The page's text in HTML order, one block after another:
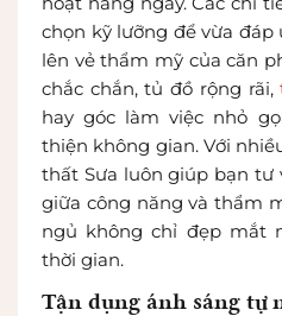
chọn kỹ lưỡng để vừa đáp
lên vẻ thẩm mỹ của căn
chắc chắn, tủ đồ rộng rãi,
hay góc làm việc nhỏ
thiện không gian. Với
thất Sưa luôn giúp bạn tư
giữa công năng và thẩm
ngủ không chỉ đẹp mắt
thời gian.
Tận dụng ánh sáng tự